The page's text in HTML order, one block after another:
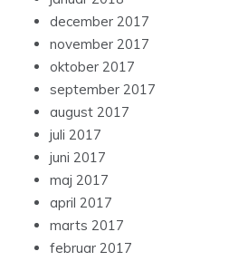
december 2017
november 2017
oktober 2017
september 2017
august 2017
juli 2017
juni 2017
maj 2017
april 2017
marts 2017
februar 2017